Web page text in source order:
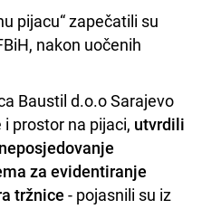
pijacu“ zapečatili su
nakon uočenih
Baustil d.o.o Sarajevo
prostor na pijaci, utvrdili
za evidentiranje
tržnice - pojasnili su iz